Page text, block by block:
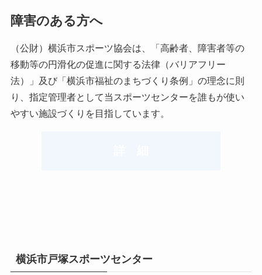
障害のある方へ
（公財）横浜市スポーツ協会は、「高齢者、障害者等の
移動等の円滑化の促進に関する法律（バリアフリー
法）」及び「横浜市福祉のまちづくり条例」の理念に則
り、指定管理者として当スポーツセンターを誰もが使い
やすい施設づくりを目指しています。
横浜市戸塚スポーツセンター